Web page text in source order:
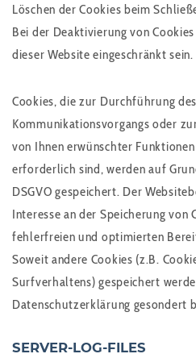
Löschen der Cookies beim
Bei der Deaktivierung von
dieser Website eingeschränkt sein.
Cookies, die zur Durchführung
Kommunikationsvorgangs oder
von Ihnen erwünschter
erforderlich sind, werden auf
DSGVO gespeichert. Der
Interesse an der Speicherung von
fehlerfreien und optimierten
Soweit andere Cookies (z.B.
Surfverhaltens) gespeichert
Datenschutzerklärung gesondert
SERVER-LOG-FILES